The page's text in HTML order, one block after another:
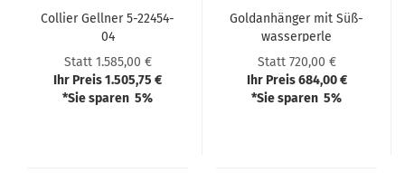
Col­lier Gell­ner 5-​22454-​
04
Statt 1.585,00 €
Ihr Preis 1.505,75 €
*Sie sparen 5%
Gold­an­hän­ger mit Süß­
was­ser­per­le
Statt 720,00 €
Ihr Preis 684,00 €
*Sie sparen 5%